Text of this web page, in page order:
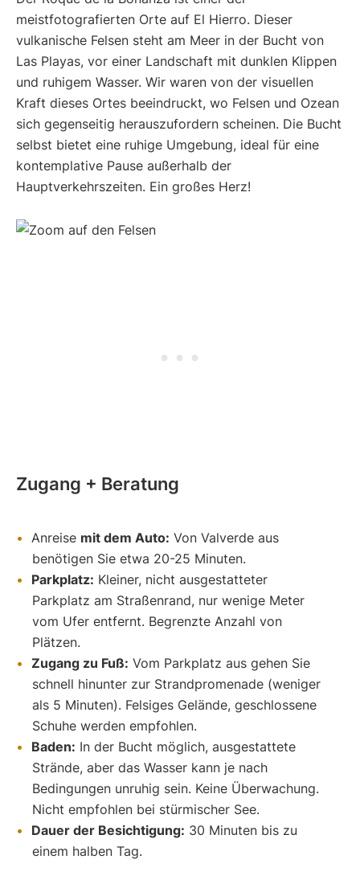
meistfotografierten Orte auf El Hierro. Dieser
vulkanische Felsen steht am Meer in der Bucht von
Las Playas, vor einer Landschaft mit dunklen Klippen
und ruhigem Wasser. Wir waren von der visuellen
Kraft dieses Ortes beeindruckt, wo Felsen und Ozean
sich gegenseitig herauszufordern scheinen. Die Bucht
selbst bietet eine ruhige Umgebung, ideal für eine
kontemplative Pause außerhalb der
Hauptverkehrszeiten. Ein großes Herz!
Zugang + Beratung
Anreise mit dem Auto: Von Valverde aus
benötigen Sie etwa 20-25 Minuten.
Parkplatz: Kleiner, nicht ausgestatteter
Parkplatz am Straßenrand, nur wenige Meter
vom Ufer entfernt. Begrenzte Anzahl von
Plätzen.
Zugang zu Fuß: Vom Parkplatz aus gehen Sie
schnell hinunter zur Strandpromenade (weniger
als 5 Minuten). Felsiges Gelände, geschlossene
Schuhe werden empfohlen.
Baden: In der Bucht möglich, ausgestattete
Strände, aber das Wasser kann je nach
Bedingungen unruhig sein. Keine Überwachung.
Nicht empfohlen bei stürmischer See.
Dauer der Besichtigung: 30 Minuten bis zu
einem halben Tag.